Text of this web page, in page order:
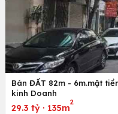
Bán ĐẤT 82m - 6m.mặt
kinh Doanh
29.3 tỷ · 135m
2